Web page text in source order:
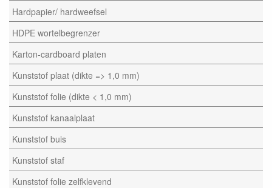
Hardpapier/ hardweefsel
HDPE wortelbegrenzer
Karton-cardboard platen
Kunststof plaat (dikte => 1,0 mm)
Kunststof folie (dikte < 1,0 mm)
Kunststof kanaalplaat
Kunststof buis
Kunststof staf
Kunststof folie zelfklevend